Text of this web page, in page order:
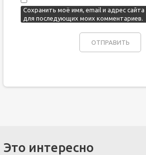
Сохранить моё имя, email и адрес
для последующих моих комментариев.
Это интересно